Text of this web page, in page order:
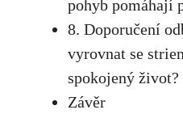
pohyb ‌pomáhají
8. Doporučení
vyrovnat se
spokojený život?
Závěr